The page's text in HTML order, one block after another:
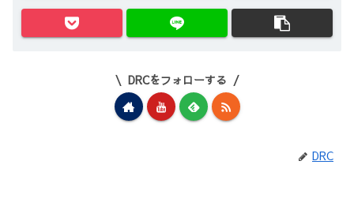
DRCをフォローする
DRC